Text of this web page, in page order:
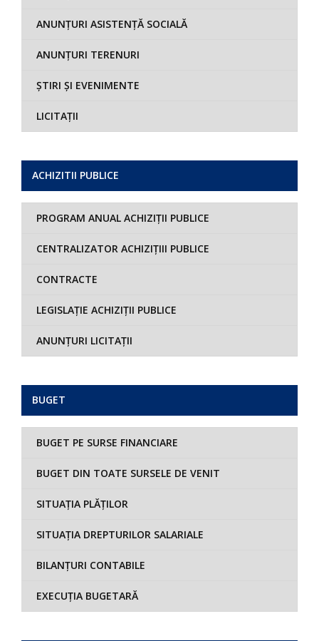
ANUNȚURI ASISTENȚĂ SOCIALĂ
ANUNȚURI TERENURI
ȘTIRI ȘI EVENIMENTE
LICITAȚII
ACHIZITII PUBLICE
PROGRAM ANUAL ACHIZIȚII PUBLICE
CENTRALIZATOR ACHIZIȚIII PUBLICE
CONTRACTE
LEGISLAȚIE ACHIZIȚII PUBLICE
ANUNȚURI LICITAȚII
BUGET
BUGET PE SURSE FINANCIARE
BUGET DIN TOATE SURSELE DE VENIT
SITUAȚIA PLĂȚILOR
SITUAȚIA DREPTURILOR SALARIALE
BILANȚURI CONTABILE
EXECUȚIA BUGETARĂ